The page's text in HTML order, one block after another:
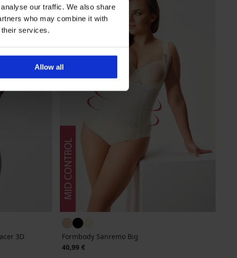
our traffic. We also share
who may combine it with
their services.
Allow all
3D
Formbody Sanremo Big
40,99 €